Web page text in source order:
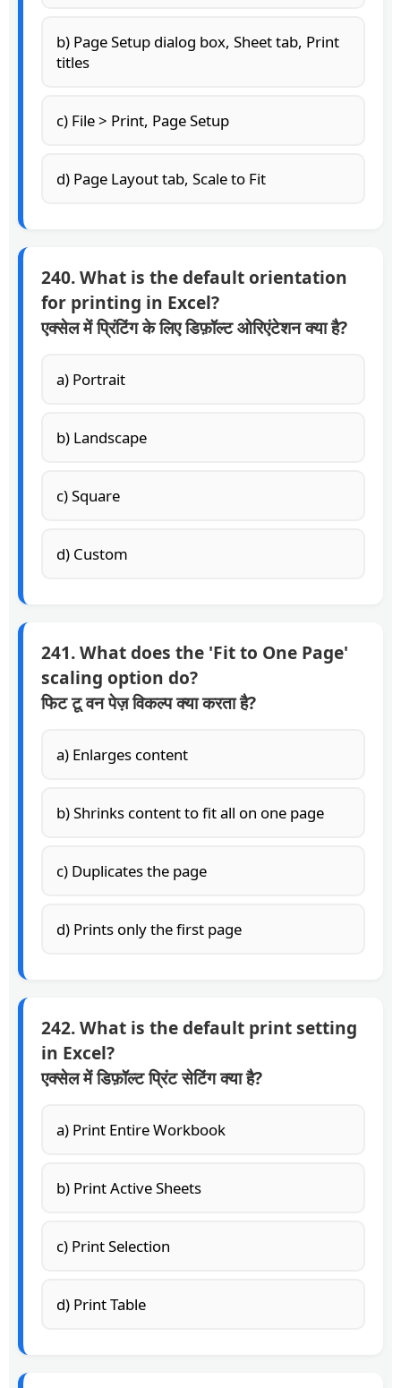
b) Page Setup dialog box, Sheet tab, Print
titles
c) File > Print, Page Setup
d) Page Layout tab, Scale to Fit
240. What is the default orientation
for printing in Excel?
एक्सेल में प्रिंटिंग के लिए डिफ़ॉल्ट ओरिएंटेशन क्या है?
a) Portrait
b) Landscape
c) Square
d) Custom
241. What does the 'Fit to One Page'
scaling option do?
फिट टू वन पेज़ विकल्प क्या करता है?
a) Enlarges content
b) Shrinks content to fit all on one page
c) Duplicates the page
d) Prints only the first page
242. What is the default print setting
in Excel?
एक्सेल में डिफ़ॉल्ट प्रिंट सेटिंग क्या है?
a) Print Entire Workbook
b) Print Active Sheets
c) Print Selection
d) Print Table